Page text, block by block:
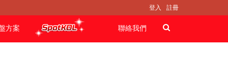
登入 註冊
方案 聯絡我們